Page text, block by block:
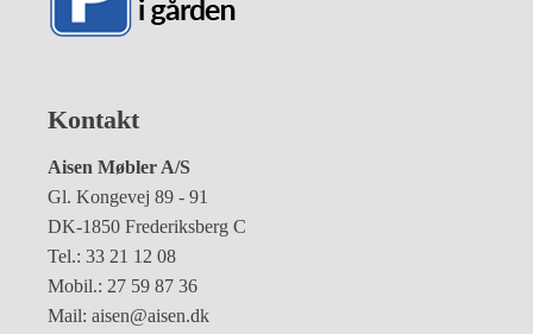
Kontakt
Aisen Møbler A/S
Gl. Kongevej 89 - 91
DK-1850 Frederiksberg C
Tel.: 33 21 12 08
Mobil.: 27 59 87 36
Mail: aisen@aisen.dk